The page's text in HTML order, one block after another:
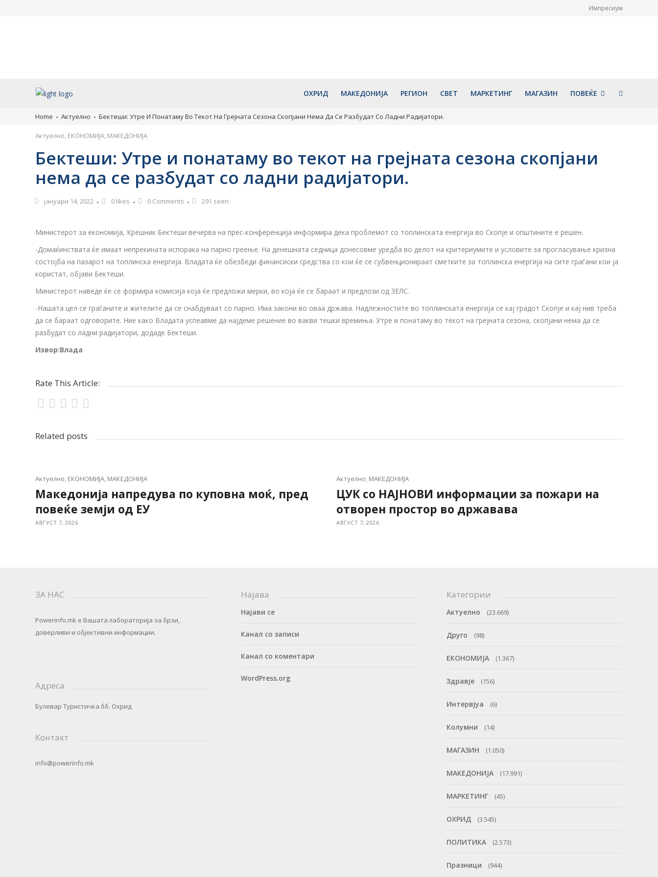
Импресиум
ОХРИД МАКЕДОНИЈА РЕГИОН СВЕТ МАРКЕТИНГ МАГАЗИН ПОВЕЌЕ
Home Актуелно Бектеши: Утре И Понатаму Во Текот На Грејната Сезона Скопјани Нема Да Се Разбудат Со Ладни Радијатори.
Актуелно, ЕКОНОМИЈА, МАКЕДОНИЈА
Бектеши: Утре и понатаму во текот на грејната сезона скопјани
нема да се разбудат со ладни радијатори.
јануари 14, 2022 0 likes 0 Comments 291 seen
Министерот за економија, Крешник Бектеши вечерва на прес-конференција информира дека проблемот со топлинската енергија во Скопје и општините е решен.
-Домаќинствата ќе имаат непрекината испорака на парно греење. На денешната седница донесовме уредба во делот на критериумите и условите за прогласување кризна
состојба на пазарот на топлинска енергија. Владата ќе обезбеди финансиски средства со кои ќе се субвенционираат сметките за топлинска енергија на сите граѓани кои ја
користат, објави Бектеши.
Министерот наведе ќе се формира комисија која ќе предложи мерки, во која ќе се бараат и предлози од ЗЕЛС.
-Нашата цел се граѓаните и жителите да се снабдуваат со парно. Има закони во оваа држава. Надлежностите во топлинската енергија се кај градот Скопје и кај нив треба
да се бараат одговорите. Ние како Владата успеавме да најдеме решение во вакви тешки времиња. Утре и понатаму во текот на грејната сезона, скопјани нема да се
разбудат со ладни радијатори, додаде Бектеши.
Извор:Влада
Rate This Article:
Related posts
Актуелно, ЕКОНОМИЈА, МАКЕДОНИЈА
Македонија напредува по куповна моќ, пред
повеќе земји од ЕУ
АВГУСТ 7, 2026
Актуелно, МАКЕДОНИЈА
ЦУК со НАЈНОВИ информации за пожари на
отворен простор во државава
АВГУСТ 7, 2026
ЗА НАС
Powerinfo.mk e Вашата лабораторија за брзи,
доверливи и објективни информации.
Адреса
Булевар Туристичка бб. Охрид
Контакт
info@powerinfo.mk
Најава
Најави се
Канал со записи
Канал со коментари
WordPress.org
Категории
Актуелно (23.669)
Друго (98)
ЕКОНОМИЈА (1.367)
Здравје (156)
Интервјуа (6)
Колумни (14)
МАГАЗИН (1.050)
МАКЕДОНИЈА (17.991)
МАРКЕТИНГ (45)
ОХРИД (3.545)
ПОЛИТИКА (2.573)
Празници (944)